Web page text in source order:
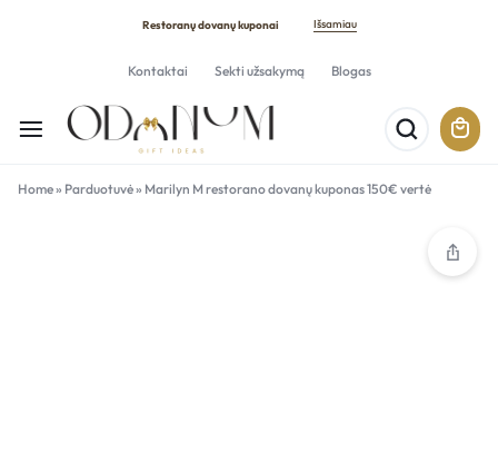
Restoranų dovanų kuponai Išsamiau
Kontaktai Sekti užsakymą Blogas
Home» Parduotuvė» Marilyn M restorano dovanų kuponas 150€ vertė